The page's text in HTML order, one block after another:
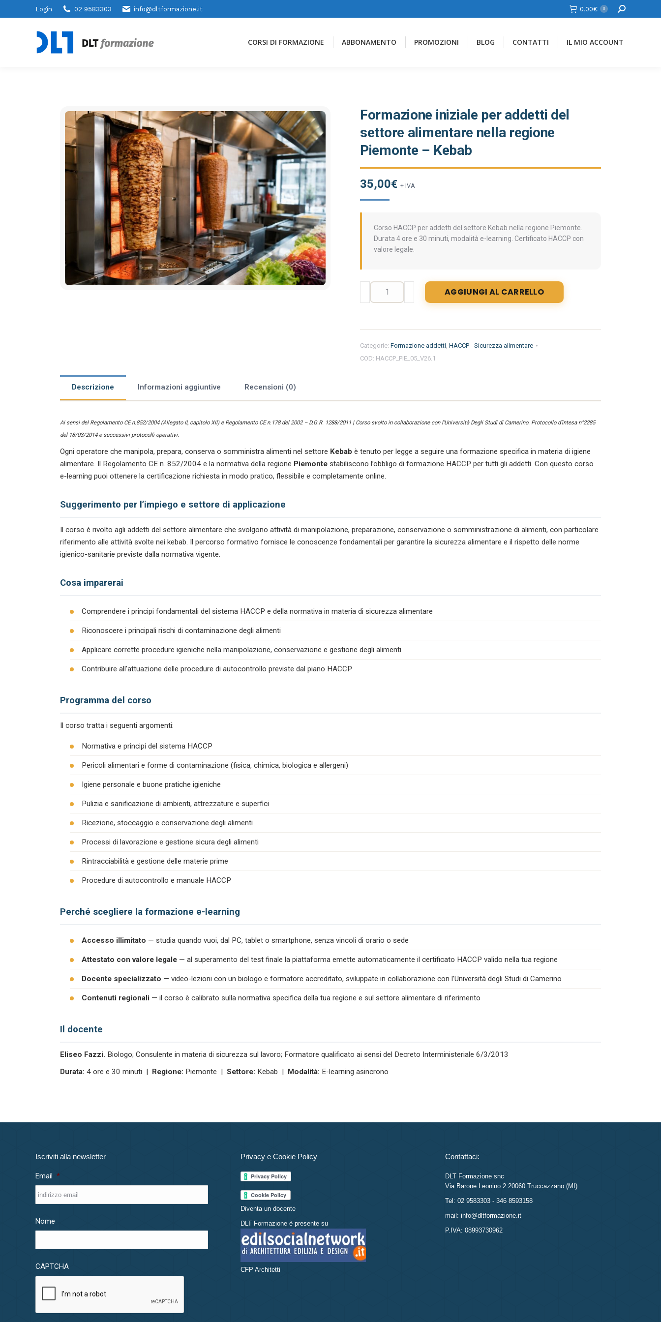
Login 02 9583303 info@dltformazione.it 0,00€ 0 Cerca
CORSI DI FORMAZIONE ABBONAMENTO PROMOZIONI BLOG CONTATTI IL MIO ACCOUNT
Formazione iniziale per addetti del
settore alimentare nella regione
Piemonte – Kebab
35,00€ + IVA
Corso HACCP per addetti del settore Kebab nella regione Piemonte.
Durata 4 ore e 30 minuti, modalità e-learning. Certificato HACCP con
valore legale.
Formazione
del
alimentare
nella
AGGIUNGI AL CARRELLO
Categorie: Formazione addetti, HACCP - Sicurezza alimentare
COD: HACCP_PIE_05_V26.1
Descrizione Informazioni aggiuntive Recensioni (0)
Ai sensi del Regolamento CE n.852/2004 (Allegato II, capitolo XII) e Regolamento CE n.178 del 2002 – D.G.R. 1288/2011 | Corso svolto in collaborazione con l’Università Degli Studi di Camerino. Protocollo d’intesa n°2285
del 18/03/2014 e successivi protocolli operativi.
Ogni operatore che manipola, prepara, conserva o somministra alimenti nel settore Kebab è tenuto per legge a seguire una formazione specifica in materia di igiene
alimentare. Il Regolamento CE n. 852/2004 e la normativa della regione Piemonte stabiliscono l’obbligo di formazione HACCP per tutti gli addetti. Con questo corso
e-learning puoi ottenere la certificazione richiesta in modo pratico, flessibile e completamente online.
Suggerimento per l’impiego e settore di applicazione
Il corso è rivolto agli addetti del settore alimentare che svolgono attività di manipolazione, preparazione, conservazione o somministrazione di alimenti, con particolare
riferimento alle attività svolte nei kebab. Il percorso formativo fornisce le conoscenze fondamentali per garantire la sicurezza alimentare e il rispetto delle norme
igienico-sanitarie previste dalla normativa vigente.
Cosa imparerai
Comprendere i principi fondamentali del sistema HACCP e della normativa in materia di sicurezza alimentare
Riconoscere i principali rischi di contaminazione degli alimenti
Applicare corrette procedure igieniche nella manipolazione, conservazione e gestione degli alimenti
Contribuire all’attuazione delle procedure di autocontrollo previste dal piano HACCP
Programma del corso
Il corso tratta i seguenti argomenti:
Normativa e principi del sistema HACCP
Pericoli alimentari e forme di contaminazione (fisica, chimica, biologica e allergeni)
Igiene personale e buone pratiche igieniche
Pulizia e sanificazione di ambienti, attrezzature e superfici
Ricezione, stoccaggio e conservazione degli alimenti
Processi di lavorazione e gestione sicura degli alimenti
Rintracciabilità e gestione delle materie prime
Procedure di autocontrollo e manuale HACCP
Perché scegliere la formazione e-learning
Accesso illimitato — studia quando vuoi, dal PC, tablet o smartphone, senza vincoli di orario o sede
Attestato con valore legale — al superamento del test finale la piattaforma emette automaticamente il certificato HACCP valido nella tua regione
Docente specializzato — video-lezioni con un biologo e formatore accreditato, sviluppate in collaborazione con l’Università degli Studi di Camerino
Contenuti regionali — il corso è calibrato sulla normativa specifica della tua regione e sul settore alimentare di riferimento
Il docente
Eliseo Fazzi. Biologo; Consulente in materia di sicurezza sul lavoro; Formatore qualificato ai sensi del Decreto Interministeriale 6/3/2013
Durata: 4 ore e 30 minuti | Regione: Piemonte | Settore: Kebab | Modalità: E-learning asincrono
Iscriviti alla newsletter
Email *
Nome
CAPTCHA
Privacy e Cookie Policy
Diventa un docente
DLT Formazione è presente su
CFP Architetti
Contattaci:
DLT Formazione snc
Via Barone Leonino 2 20060 Truccazzano (MI)
Tel: 02 9583303 - 346 8593158
mail: info@dltformazione.it
P.IVA: 08993730962